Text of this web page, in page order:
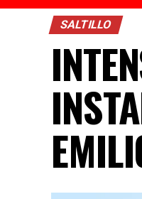
SALTILLO